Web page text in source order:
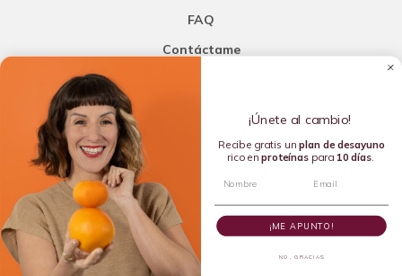
FAQ
Contáctame
Añade una porción de inteligencia a tu nutrición
Copyright © 2016-2026 Carla L. de la Torre. All rights reserved.
¡Únete al cambio!
Recibe gratis unplan de desayuno
rico enproteínaspara 10 días.
¡ME APUNTO!
NO, GRACIAS